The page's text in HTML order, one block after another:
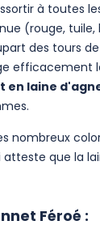
à toutes
(rouge, tuile,
des tours
efficacement
en laine
nombreux
atteste que la
Féroé :